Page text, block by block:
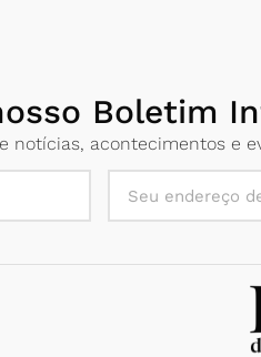
Boletim
notícias, acontecimentos e